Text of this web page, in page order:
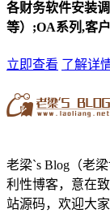
各财务软件安装
等）;OA系列,客
立即查看 了解详
老梁`s Blog（老
利性博客，意在
站源码，欢迎大